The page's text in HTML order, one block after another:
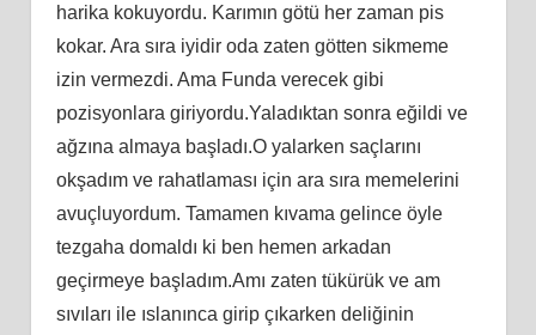
harika kokuyordu. Karımın götü her zaman pis
kokar. Ara sıra iyidir oda zaten götten sikmeme
izin vermezdi. Ama Funda verecek gibi
pozisyonlara giriyordu.Yaladıktan sonra eğildi ve
ağzına almaya başladı.O yalarken saçlarını
okşadım ve rahatlaması için ara sıra memelerini
avuçluyordum. Tamamen kıvama gelince öyle
tezgaha domaldı ki ben hemen arkadan
geçirmeye başladım.Amı zaten tükürük ve am
sıvıları ile ıslanınca girip çıkarken deliğinin